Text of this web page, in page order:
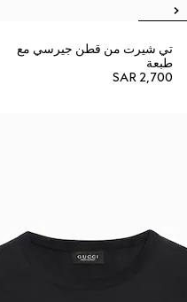
تي شيرت من قطن جيرسي مع
طبعة
SAR 2,700